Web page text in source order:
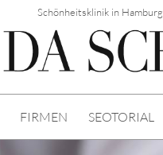
Schönheitsklinik in
FIRMEN SEOTORIAL